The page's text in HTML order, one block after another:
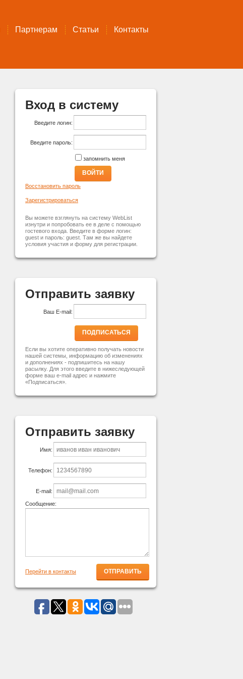
Партнерам Статьи Контакты
Вход в систему
Введите логин:
Введите пароль:
запомнить меня
ВОЙТИ
Восстановить пароль
Зарегистрироваться
Вы можете взглянуть на систему WebList
изнутри и попробовать ее в деле с помощью
гостевого входа. Введите в форме логин:
guest и пароль: guest. Там же вы найдете
условия участия и форму для регистрации.
Отправить заявку
Ваш E-mail:
ПОДПИСАТЬСЯ
Если вы хотите оперативно получать новости
нашей системы, информацию об изменениях
и дополнениях - подпишитесь на нашу
расылку. Для этого введите в нижеследующей
форме ваш e-mail адрес и нажмите
«Подписаться».
Отправить заявку
Имя:
Телефон:
E-mail:
Сообщение:
Перейти в контакты